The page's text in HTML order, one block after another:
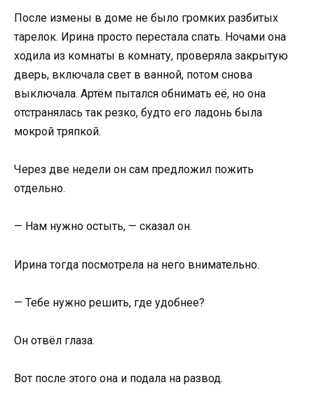
После измены в доме не было громких разбитых
тарелок. Ирина просто перестала спать. Ночами она
ходила из комнаты в комнату, проверяла закрытую
дверь, включала свет в ванной, потом снова
выключала. Артём пытался обнимать её, но она
отстранялась так резко, будто его ладонь была
мокрой тряпкой.
Через две недели он сам предложил пожить
отдельно.
— Нам нужно остыть, — сказал он.
Ирина тогда посмотрела на него внимательно.
— Тебе нужно решить, где удобнее?
Он отвёл глаза.
Вот после этого она и подала на развод.